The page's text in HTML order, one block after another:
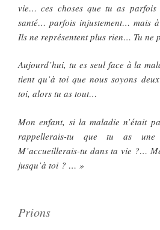
vie… ces choses que tu as
santé… parfois injustement… mais
Ils ne représentent plus rien… Tu ne
Aujourd’hui, tu es seul face à la
tient qu’à toi que nous soyons
toi, alors tu as tout…
Mon enfant, si la maladie n’était
rappellerais-tu que tu as
M’accueillerais-tu dans ta vie ?…
jusqu’à toi ? … »
Prions